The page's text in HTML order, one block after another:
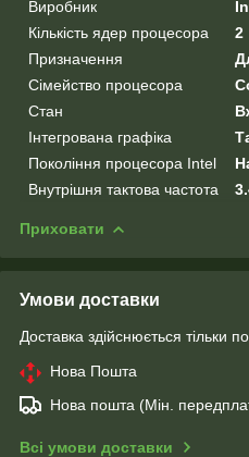
Виробник
Кількість ядер процесора
2
Призначення
Сімейство процесора
Стан
Інтегрована графіка
Покоління процесора Intel
Внутрішня тактова частота
Приховати
Умови доставки
Доставка здійснюється тільки
Нова Пошта
Нова пошта (Мін.
Всі умови доставки